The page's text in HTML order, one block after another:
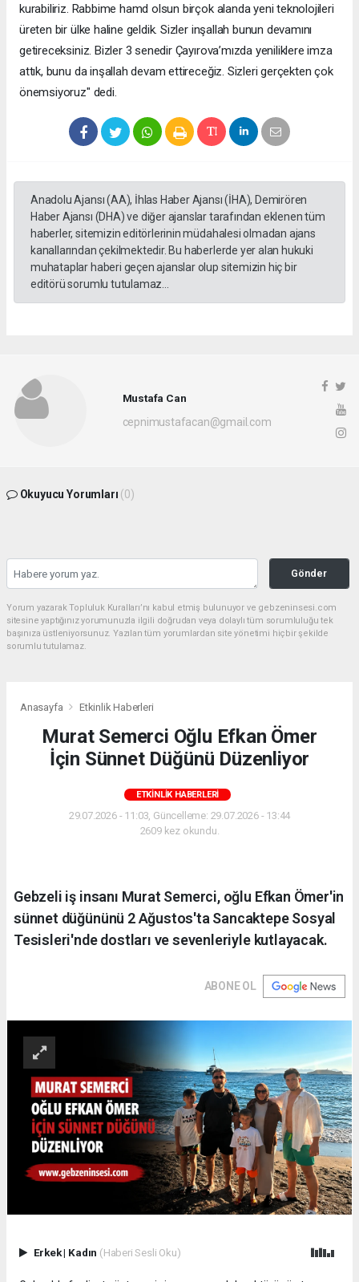
kurabiliriz. Rabbime hamd olsun birçok alanda yeni teknolojileri
üreten bir ülke haline geldik. Sizler inşallah bunun devamını
getireceksiniz. Bizler 3 senedir Çayırova’mızda yeniliklere imza
attık, bunu da inşallah devam ettireceğiz. Sizleri gerçekten çok
önemsiyoruz" dedi.
Anadolu Ajansı (AA), İhlas Haber Ajansı (İHA), Demirören
Haber Ajansı (DHA) ve diğer ajanslar tarafından eklenen tüm
haberler, sitemizin editörlerinin müdahalesi olmadan ajans
kanallarından çekilmektedir. Bu haberlerde yer alan hukuki
muhataplar haberi geçen ajanslar olup sitemizin hiç bir
editörü sorumlu tutulamaz...
Mustafa Can
cepnimustafacan@gmail.com
Okuyucu Yorumları (0)
Gönder
Yorum yazarak Topluluk Kuralları’nı kabul etmiş bulunuyor ve gebzeninsesi.com
sitesine yaptığınız yorumunuzla ilgili doğrudan veya dolaylı tüm sorumluluğu tek
başınıza üstleniyorsunuz. Yazılan tüm yorumlardan site yönetimi hiçbir şekilde
sorumlu tutulamaz.
Anasayfa Etkinlik Haberleri
Murat Semerci Oğlu Efkan Ömer
İçin Sünnet Düğünü Düzenliyor
ETKINLIK HABERLERI
29.07.2026 - 11:03, Güncelleme: 29.07.2026 - 13:44
2609 kez okundu.
Gebzeli iş insanı Murat Semerci, oğlu Efkan Ömer'in
sünnet düğününü 2 Ağustos'ta Sancaktepe Sosyal
Tesisleri'nde dostları ve sevenleriyle kutlayacak.
ABONE OL
Erkek| Kadın (Haberi Sesli Oku)